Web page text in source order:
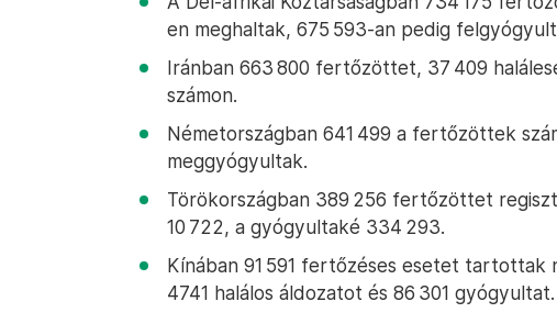
en meghaltak, 675 593-an pedig
Iránban 663 800 fertőzöttet, 37 409
számon.
Németországban 641 499 a fertőzöttek
meggyógyultak.
Törökországban 389 256 fertőzöttet
10 722, a gyógyultaké 334 293.
Kínában 91 591 fertőzéses esetet tartottak
4741 halálos áldozatot és 86 301 gyógyultat.